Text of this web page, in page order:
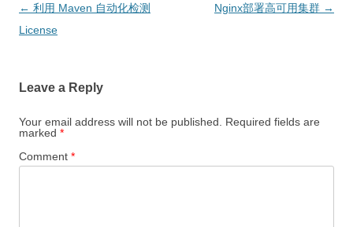
Post
navigation
← 利用 Maven 自动化检测
License
Nginx部署高可用集群 →
Leave a Reply
Your email address will not be published.
Required fields are
marked *
Comment *